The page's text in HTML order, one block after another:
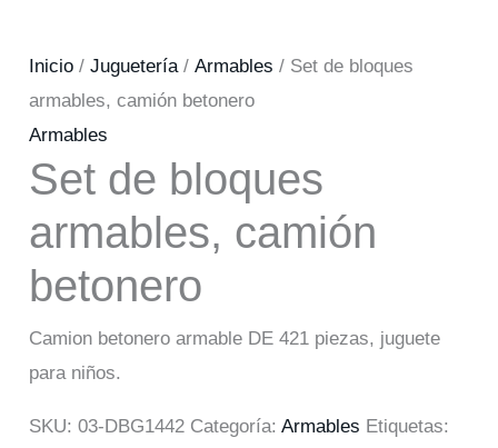
Inicio /Juguetería /Armables / Set de bloques
armables, camión betonero
Armables
Set de bloques
armables, camión
betonero
Camion betonero armable DE 421 piezas, juguete
para niños.
SKU:03-DBG1442 Categoría:Armables Etiquetas: